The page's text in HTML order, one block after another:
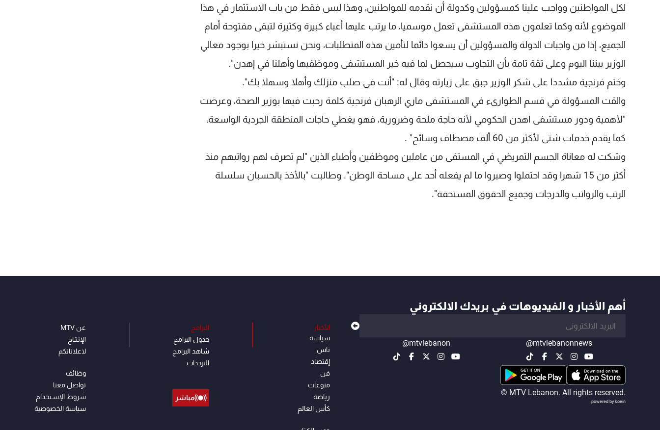
لكل المواطنين وواجب علينا كمسؤولين وكدولة أن نقدمه للمواطنين، وهذا ليس فقط من باب الاستثمار في هذا
الموضوع لأنه وكما تعلمون هذه المستشفى تعمل موسميا، ما يرتب عليها أعباء كبيرة وكثيرة لتبقى مفتوحة أمام
الجميع، إذا من واجبات الدولة والمسؤولين أن يسعوا دائما لتأمين هذه المتطلبات، ونحن نستبشر خيرا بوجود معالي
الوزير بيننا اليوم وعلى ثقة تامة بأن التجاوب سيحصل لما فيه خير المستشفى وموظفيها وأهلنا في إهدن".
وختم فرنجية مشددا على شكر الوزير جبق على زيارته وقال له: "أنت في صلب منزلك وأهلا وسهلا بك".
والقت المسؤولة في قسم الطوارىء في المستشفى ماري الرهبان فرنجية كلمة رحبت فيها بوزير الصحة، وعرضت
"لأهمية ودور مستشفى اهدن الحكومي لأنه حاجة ملحة وضرورية، فهو يغطي حاجات المنطقة الجردية الواسعة،
كما يقدم خدمات شتى لأكثر من 60 ألف مصطاف وسائح" .
وشكت له معاناة الجسم التمريضي في المستفى من عاملين وموظفين وأطباء الذين "لم تصرف لهم رواتبهم منذ
أكثر من 15 شهرا وقد احتملوا وصبروا ما لم يفعله أحد على مساحة الوطن". وطالبت "بالأخذ بالحسبان سلسلة
الرتب والرواتب والدرجات وجميع الحقوق المستحقة".
أهم الأخبار و الفيديوهات في بريدك الالكتروني
@mtvlebanonnews
@mtvlebanon
© MTV Lebanon. All rights reserved.
powered by koein
الأخبار
سياسة
ناس
إقتصاد
فن
منوعات
رياضة
كأس العالم
البرامج
جدول البرامج
شاهد البرامج
الترددات
مباشر
عن MTV
الإنـتـاج
لاعلاناتكم
وظائف
تواصل معنا
شروط الإسـتخدام
سياسة الخصوصية